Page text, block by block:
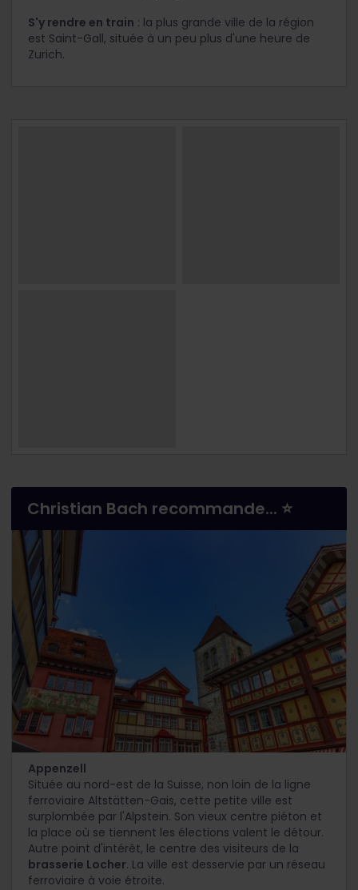
S'y rendre en train : la plus grande ville de la région
est Saint-Gall, située à un peu plus d'une heure de
Zurich.
Christian Bach recommande... ⭐
Appenzell
Située au nord-est de la Suisse, non loin de la ligne
ferroviaire Altstätten-Gais, cette petite ville est
surplombée par l'Alpstein. Son vieux centre piéton et
la place où se tiennent les élections valent le détour.
Autre point d'intérêt, le centre des visiteurs de la
brasserie Locher. La ville est desservie par un réseau
ferroviaire à voie étroite.